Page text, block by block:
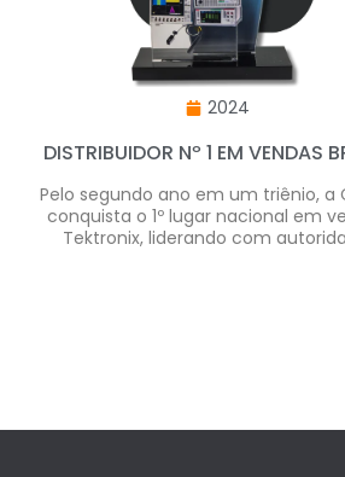
2024
DISTRIBUIDOR Nº 1 EM VENDAS
Pelo segundo ano em um triênio, a
conquista o 1º lugar nacional em
Tektronix, liderando com